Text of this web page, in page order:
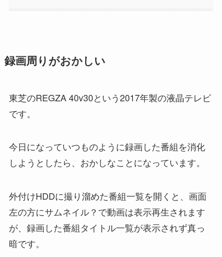
録画周りがおかしい
東芝のREGZA 40v30という2017年製の液晶テレビ
です。
今日になっていつものように録画した番組を消化
しようとしたら、おかしなことになっています。
外付けHDDに撮り溜めた番組一覧を開くと、画面
左の方にサムネイル？で動画は表示再生されます
が、録画した番組タイトル一覧が表示されず真っ
暗です。